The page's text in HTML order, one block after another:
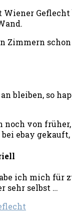
Zimmern
bleiben, so
von
ebay
ich mich für
sehr selbst …